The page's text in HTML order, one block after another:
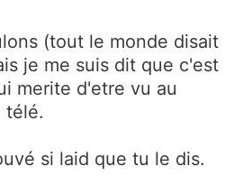
(tout le monde disait
je me suis dit que c'est
merite d'etre vu au
télé.
si laid que tu le dis.